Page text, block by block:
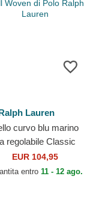
Lauren
curvo blu marino
regolabile Classic
Twill Woven di Polo
Lauren
EUR 104,95
entro 11 - 12 ago.